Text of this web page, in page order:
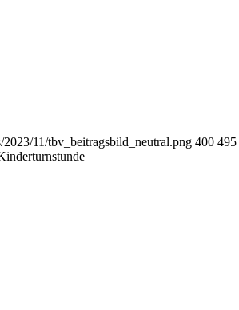
11/tbv_beitragsbild_neutral.png 400 495